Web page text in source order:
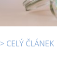
> CELÝ ČLÁNEK